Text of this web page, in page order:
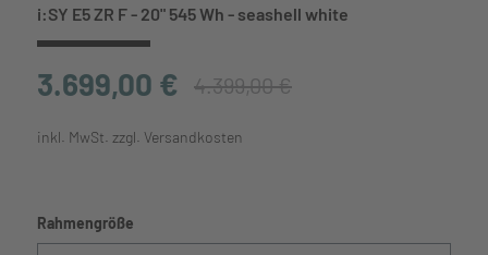
i:SY E5 ZR F - 20" 545 Wh - seashell white
3.699,00 € 4.399,00 €
inkl. MwSt. zzgl. Versandkosten
Rahmengröße